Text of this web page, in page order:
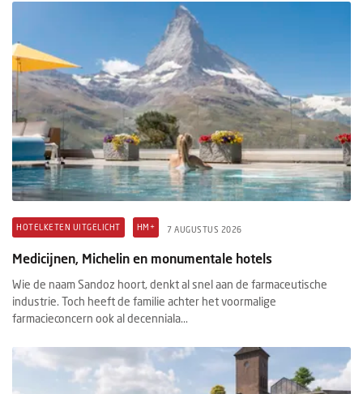
HOTELKETEN UITGELICHT HM+ 7 AUGUSTUS 2026
Medicijnen, Michelin en monumentale hotels
Wie de naam Sandoz hoort, denkt al snel aan de farmaceutische
industrie. Toch heeft de familie achter het voormalige
farmacieconcern ook al decenniala...